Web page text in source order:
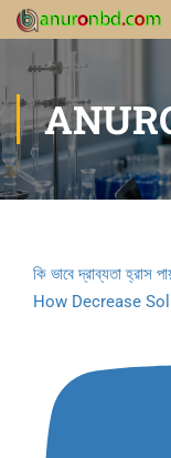
কি ভাবে দ্রাব্যতা
How Decrease